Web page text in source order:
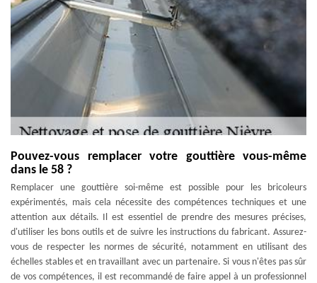
Pouvez-vous remplacer votre gouttière vous-même
dans le 58 ?
Remplacer une gouttière soi-même est possible pour les bricoleurs
expérimentés, mais cela nécessite des compétences techniques et une
attention aux détails. Il est essentiel de prendre des mesures précises,
d'utiliser les bons outils et de suivre les instructions du fabricant. Assurez-
vous de respecter les normes de sécurité, notamment en utilisant des
échelles stables et en travaillant avec un partenaire. Si vous n'êtes pas sûr
de vos compétences, il est recommandé de faire appel à un professionnel